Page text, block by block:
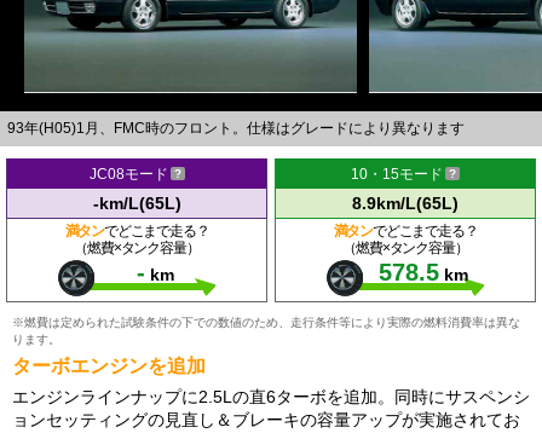
93年(H05)1月、FMC時のフロント。仕様はグレードにより異なります
JC08モード
-km/L(65L)
満タンでどこまで走る？
（燃費×タンク容量）
- km
10・15モード
8.9km/L(65L)
満タンでどこまで走る？
（燃費×タンク容量）
578.5 km
※燃費は定められた試験条件の下での数値のため、走行条件等により実際の燃料消費率は異な
ります。
ターボエンジンを追加
エンジンラインナップに2.5Lの直6ターボを追加。同時にサスペンシ
ョンセッティングの見直し＆ブレーキの容量アップが実施されてお